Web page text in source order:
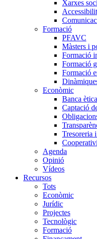
Xarxes
Formació
PFAVC
Màsters i
Formació
Formació
Formació
Econòmic
Banca ètica
Captació
Tresoreria
Agenda
Opinió
Vídeos
Recursos
Tots
Econòmic
Jurídic
Projectes
Tecnològic
Formació